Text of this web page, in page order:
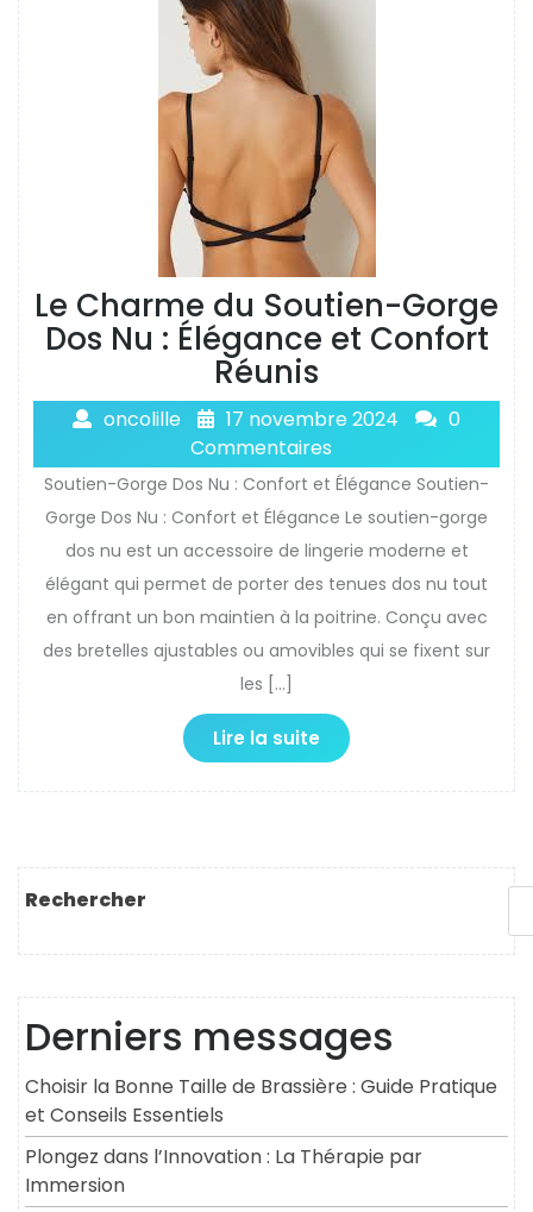
Le Charme du Soutien-Gorge
Dos Nu : Élégance et Confort
Réunis
oncolille 17 novembre 2024
0
Commentaires
Soutien-Gorge Dos Nu : Confort et Élégance Soutien-
Gorge Dos Nu : Confort et Élégance Le soutien-gorge
dos nu est un accessoire de lingerie moderne et
élégant qui permet de porter des tenues dos nu tout
en offrant un bon maintien à la poitrine. Conçu avec
des bretelles ajustables ou amovibles qui se fixent sur
les […]
Lire la suite
Rechercher
Derniers messages
Choisir la Bonne Taille de Brassière : Guide Pratique
et Conseils Essentiels
Plongez dans l’Innovation : La Thérapie par
Immersion